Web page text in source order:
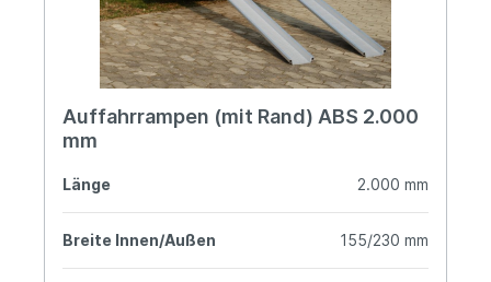
Auffahrrampen (mit Rand) ABS 2.000
mm
Länge 2.000 mm
Breite Innen/Außen 155/230 mm